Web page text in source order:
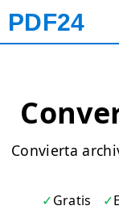
PDF24
Convierta
Gratis